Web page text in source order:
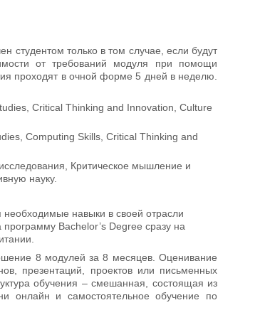
студентом только в том случае, если будут
от требований модуля при помощи
проходят в очной форме 5 дней в неделю.
Critical Thinking and Innovation, Culture
Computing Skills, Critical Thinking and
Критическое мышление и
науку.
навыки в своей отрасли
Bachelor’s Degree сразу на
8 модулей за 8 месяцев. Оценивание
презентаций, проектов или письменных
обучения – смешанная, состоящая из
онлайн и самостоятельное обучение по